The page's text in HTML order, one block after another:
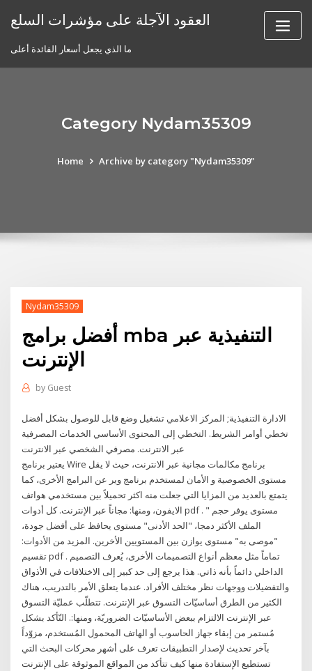
العقود الآجلة على مؤشرات السلع
ما الذي يجعل أسعار الفائدة أعلى
Category Nydam35309
Home Archive by category "Nydam35309"
Nydam35309
أفضل برامج mba التنفيذية عبر
الإنترنت
by Guest
الادارة التنفيذية; المركز الاعلامي تشغيل وضع قابل للوصول بشكل أفضل
تخطي أوامر الشريط. التخطي إلى المحتوى الأساسي الخدمات المصرفية
عبر الانترنت. مصرفي الشخصي عبر الانترنت
يعتير برنامج Wire برنامج مكالمات مجانية عبر الانترنت، حيث لا يقل
مستوى الخصوصية و الأمان لمستخدم برنامج وير عن البرامج الأخرى، كما
يتمتع بالعديد من المزايا التي جعلت منه اكثر تحميلاً بين مستخدمي هواتف
الايفون، ومنها: مجاناً عبر الإنترنت. كل أدوات pdf . " مستوى يوفر حجم
الملف الأكثر دمجا، "الحد الأدنى" مستوى يحافظ على أفضل جودة،
"موصى به" مستوى يوازن بين المستويين الأخرين. المزيد من الأدوات:
تقسيم pdf . تماماً مثل معظم أنواع التصميمات الأخرى، يُعرف التصميم
الداخلي دائماً بأنه ذاتي. هذا يرجع إلى حد كبير إلى الاختلافات في الأذواق
والتفضيلات ووجهات نظر مختلف الأفراد. عندما يتعلق الأمر بالتدريب، هناك
الكثير من الطرق أساسيّات التسوق عبر الإنترنت. تتطلّب عمليّة التسوق
عبر الإنترنت الالتزام ببعض الأساسيّات الضروريّة، ومنها:. التّأكد بشكل
مُستمر من إبقاء جهاز الحاسوب أو الهاتف المحمول المُستخدم، مزوّداً
بآخر تحديث لإصدار التطبيقات تعرف على أشهر محركات البحث التي
تستطيع الإستفادة منها كيف تتأكد من المواقع الموثوقة على الإنترنت